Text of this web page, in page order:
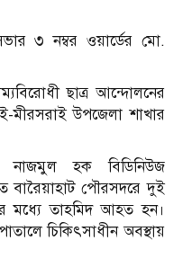
৩ নম্বর ওয়ার্ডের মো.
ছাত্র আন্দোলনের
উপজেলা শাখার
নাজমুল হক বিডিনিউজ
বারৈয়াহাট পৌরসদরে দুই
মধ্যে তাহমিদ আহত হন।
চিকিৎসাধীন অবস্থায়